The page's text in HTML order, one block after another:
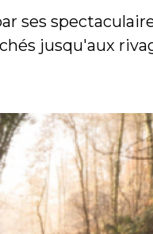
ses
jusqu'aux